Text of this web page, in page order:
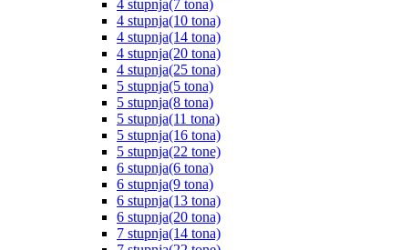
4 stupnja(7 tona)
4 stupnja(10 tona)
4 stupnja(14 tona)
4 stupnja(20 tona)
4 stupnja(25 tona)
5 stupnja(5 tona)
5 stupnja(8 tona)
5 stupnja(11 tona)
5 stupnja(16 tona)
5 stupnja(22 tone)
6 stupnja(6 tona)
6 stupnja(9 tona)
6 stupnja(13 tona)
6 stupnja(20 tona)
7 stupnja(14 tona)